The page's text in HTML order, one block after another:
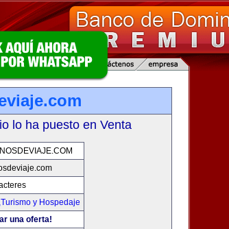
lo ha puesto en Venta
y Hospedaje
una oferta!